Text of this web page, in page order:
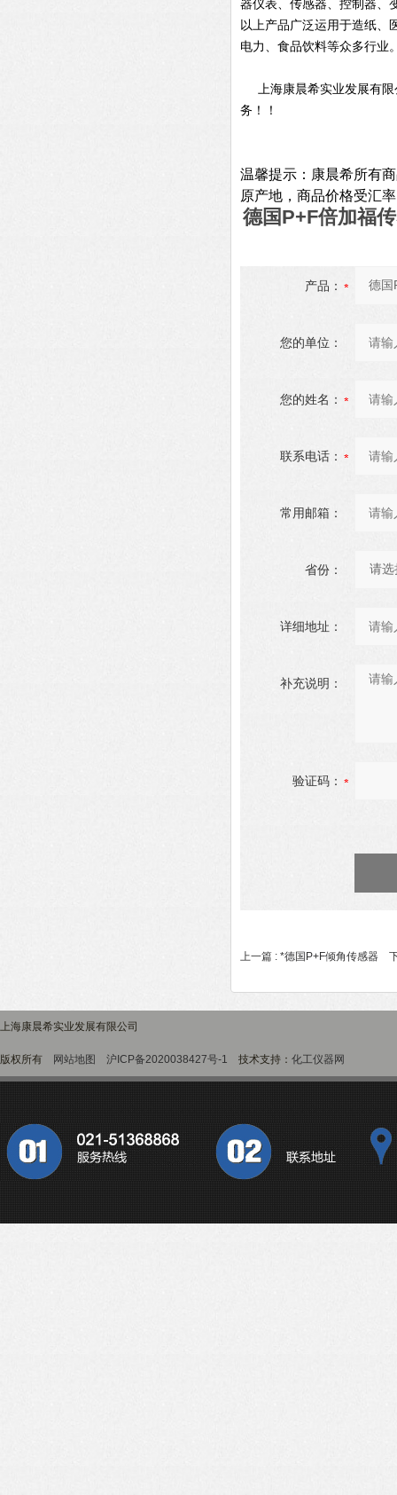
器仪表、传感器、控制器、
以上产品广泛运用于造纸、
电力、食品饮料等众多行业
上海康晨希实业发展有限
务！！
温馨提示：康晨希所有
原产地，商品价格受汇
德国P+F倍加福
产品：
您的单位：
您的姓名：
联系电话：
常用邮箱：
省份：
详细地址：
补充说明：
验证码：
上一篇 : *德国P+F倾角传感器
上海康晨希实业发展有限公司
版权所有 网站地图 沪ICP备2020038427号-1 技术支持： 化工仪器网